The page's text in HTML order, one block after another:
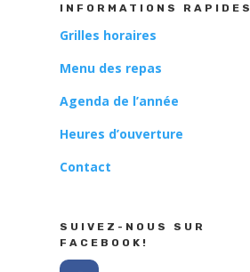
INFORMATIONS RAPIDES
Grilles horaires
Menu des repas
Agenda de l’année
Heures d’ouverture
Contact
SUIVEZ-NOUS SUR
FACEBOOK!